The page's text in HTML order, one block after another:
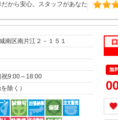
から安心。スタッフがあなた
南区南片江２－１５１
9:00～18:00
を除く）